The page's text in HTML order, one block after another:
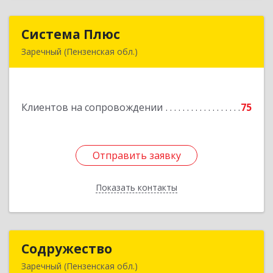
Система Плюс
Заречный (Пензенская обл.)
Клиентов на сопровождении 75
Отправить заявку
Показать контакты
Подробнее
Отправить заявку
Назад
Содружество
Заречный (Пензенская обл.)